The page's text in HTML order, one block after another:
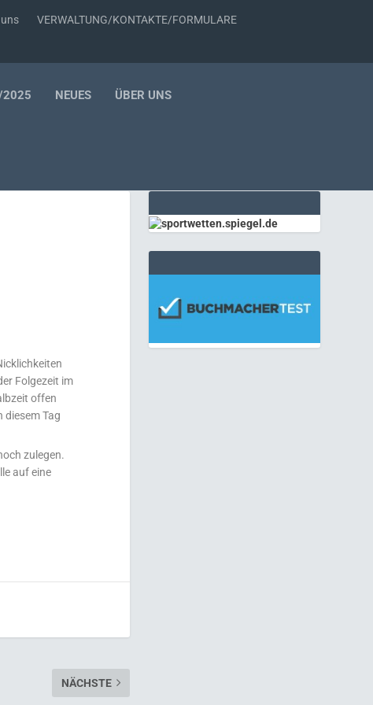
VERWALTUNG/KONTAKTE/FORMULARE
2025 NEUES ÜBER UNS
Folgezeit im
offen
diesem Tag
zulegen.
auf eine
NÄCHSTE